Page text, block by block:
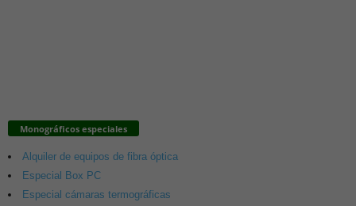
Monográficos especiales
Alquiler de equipos de fibra óptica
Especial Box PC
Especial cámaras termográficas